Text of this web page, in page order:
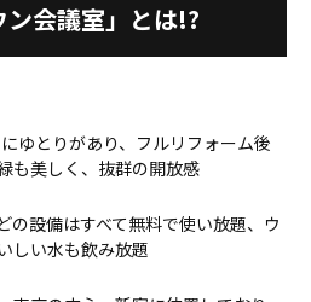
ン会議室」とは!?
ゆとりがあり、フルリフォーム後
も美しく、抜群の開放感
の設備はすべて無料で使い放題、ウ
しい水も飲み放題